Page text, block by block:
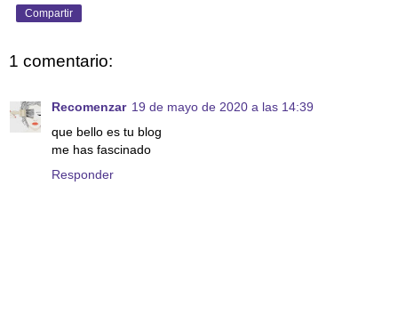
Compartir
1 comentario:
Recomenzar 19 de mayo de 2020 a las 14:39
que bello es tu blog
me has fascinado
Responder